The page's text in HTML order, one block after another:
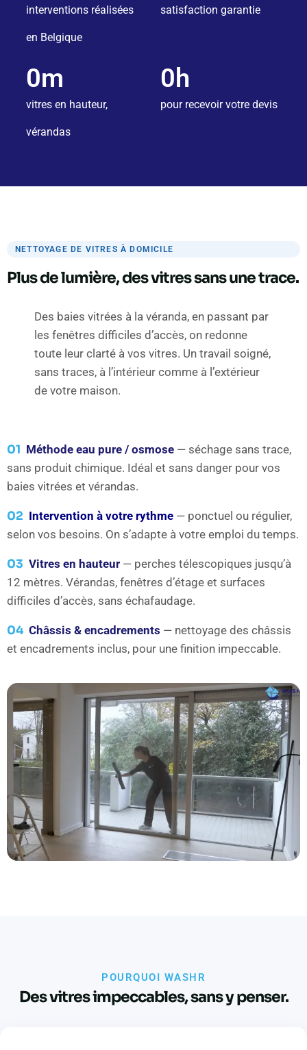
interventions réalisées
en Belgique
satisfaction garantie
vitres en hauteur,
vérandas
0m
pour recevoir votre devis
0 h
NETTOYAGE DE VITRES À DOMICILE
Plus de lumière, des vitres sans une trace.
Des baies vitrées à la véranda, en passant par
les fenêtres difficiles d’accès, on redonne
toute leur clarté à vos vitres. Un travail soigné,
sans traces, à l’intérieur comme à l’extérieur
de votre maison.
01 Méthode eau pure / osmose — séchage sans trace,
sans produit chimique. Idéal et sans danger pour vos
baies vitrées et vérandas.
02 Intervention à votre rythme — ponctuel ou régulier,
selon vos besoins. On s’adapte à votre emploi du temps.
03 Vitres en hauteur — perches télescopiques jusqu’à
12 mètres. Vérandas, fenêtres d’étage et surfaces
difficiles d’accès, sans échafaudage.
04 Châssis & encadrements — nettoyage des châssis
et encadrements inclus, pour une finition impeccable.
POURQUOI WASHR
Des vitres impeccables, sans y penser.